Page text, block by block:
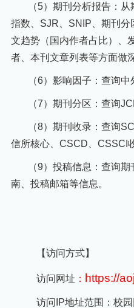
（5）期刊分析报告：从
指数、 SJR SNIP 、期刊
文趋势（国内作者占比）、
者、本刊文章列表等方面做
（6）影响因子：查询中
（7）期刊分区：查询
（8）期刊收录：查询SCI
信所核心、 CSCD CSSCI
（9）投稿信息：查询期
南、投稿邮箱等信息。
【访问方式】
访问网址 ： https://
访问 IP地址范围：校